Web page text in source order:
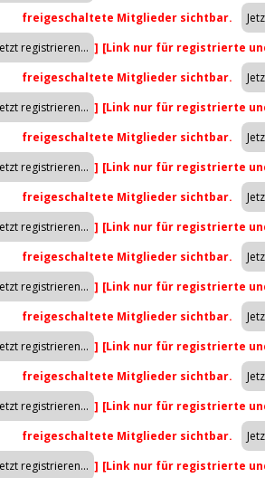
freigeschaltete Mitglieder sichtbar.
] [Link nur für registrierte
freigeschaltete Mitglieder sichtbar.
] [Link nur für registrierte
freigeschaltete Mitglieder sichtbar.
] [Link nur für registrierte
freigeschaltete Mitglieder sichtbar.
] [Link nur für registrierte
freigeschaltete Mitglieder sichtbar.
] [Link nur für registrierte
freigeschaltete Mitglieder sichtbar.
] [Link nur für registrierte
freigeschaltete Mitglieder sichtbar.
] [Link nur für registrierte
freigeschaltete Mitglieder sichtbar.
] [Link nur für registrierte